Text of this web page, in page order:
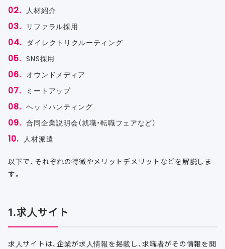
人材紹介
リファラル採用
ダイレクトリクルーティング
SNS採用
オウンドメディア
ミートアップ
ヘッドハンティング
合同企業説明会（就職・転職フェアなど）
人材派遣
以下で、それぞれの特徴やメリットデメリットなどを解説しま
す。
1.求人サイト
求人サイトは、企業が求人情報を掲載し、求職者がその情報を閲